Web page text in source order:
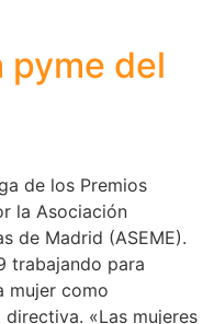
pyme del
de los Premios
la Asociación
de Madrid (ASEME).
trabajando para
mujer como
«Las mujeres